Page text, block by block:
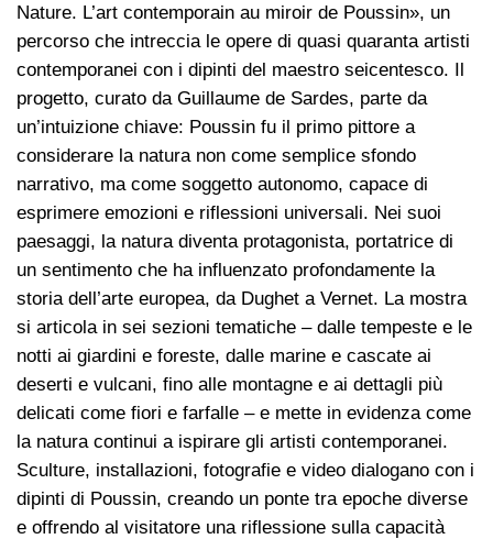
Nature. L’art contemporain au miroir de Poussin», un
percorso che intreccia le opere di quasi quaranta artisti
contemporanei con i dipinti del maestro seicentesco. Il
progetto, curato da Guillaume de Sardes, parte da
un’intuizione chiave: Poussin fu il primo pittore a
considerare la natura non come semplice sfondo
narrativo, ma come soggetto autonomo, capace di
esprimere emozioni e riflessioni universali. Nei suoi
paesaggi, la natura diventa protagonista, portatrice di
un sentimento che ha influenzato profondamente la
storia dell’arte europea, da Dughet a Vernet. La mostra
si articola in sei sezioni tematiche – dalle tempeste e le
notti ai giardini e foreste, dalle marine e cascate ai
deserti e vulcani, fino alle montagne e ai dettagli più
delicati come fiori e farfalle – e mette in evidenza come
la natura continui a ispirare gli artisti contemporanei.
Sculture, installazioni, fotografie e video dialogano con i
dipinti di Poussin, creando un ponte tra epoche diverse
e offrendo al visitatore una riflessione sulla capacità